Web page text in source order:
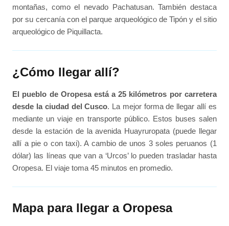
montañas, como el nevado Pachatusan. También destaca
por su cercanía con el parque arqueológico de Tipón y el sitio
arqueológico de Piquillacta.
¿Cómo llegar allí?
El pueblo de Oropesa está a 25 kilómetros por carretera
desde la ciudad del Cusco. La mejor forma de llegar allí es
mediante un viaje en transporte público. Estos buses salen
desde la estación de la avenida Huayruropata (puede llegar
allí a pie o con taxi). A cambio de unos 3 soles peruanos (1
dólar) las líneas que van a ‘Urcos’ lo pueden trasladar hasta
Oropesa. El viaje toma 45 minutos en promedio.
Mapa para llegar a Oropesa